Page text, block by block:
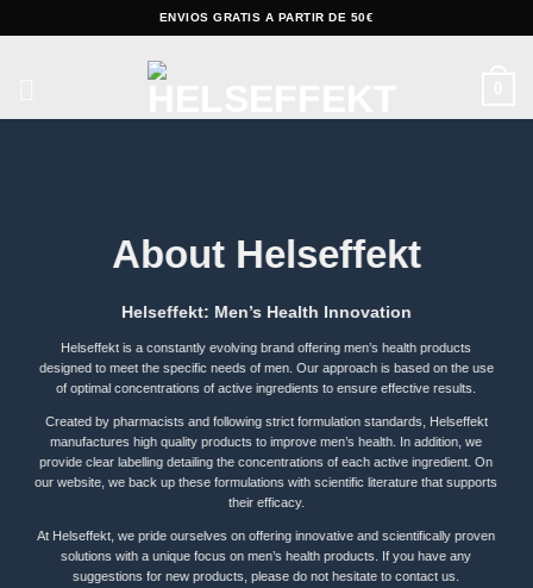
ENVIOS GRATIS A PARTIR DE 50€
About Helseffekt
Helseffekt: Men’s Health Innovation
Helseffekt is a constantly evolving brand offering men’s health products
designed to meet the specific needs of men. Our approach is based on the use
of optimal concentrations of active ingredients to ensure effective results.
Created by pharmacists and following strict formulation standards, Helseffekt
manufactures high quality products to improve men’s health. In addition, we
provide clear labelling detailing the concentrations of each active ingredient. On
our website, we back up these formulations with scientific literature that supports
their efficacy.
At Helseffekt, we pride ourselves on offering innovative and scientifically proven
solutions with a unique focus on men’s health products. If you have any
suggestions for new products, please do not hesitate to contact us.